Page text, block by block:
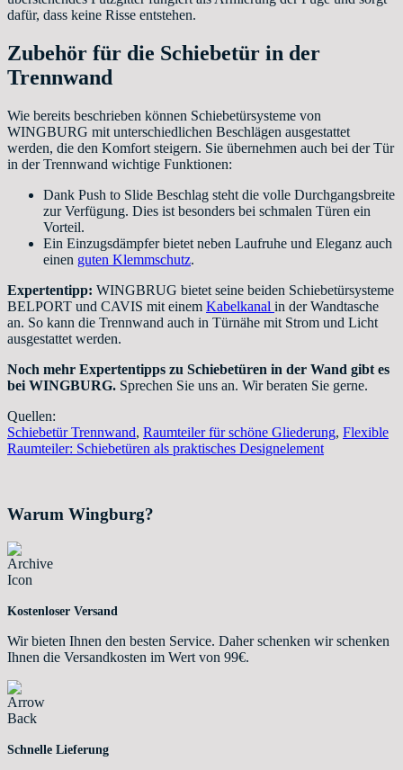
dafür, dass keine Risse entstehen.
Zubehör für die Schiebetür in der
Trennwand
Wie bereits beschrieben können Schiebetürsysteme von
WINGBURG mit unterschiedlichen Beschlägen ausgestattet
werden, die den Komfort steigern. Sie übernehmen auch bei der Tür
in der Trennwand wichtige Funktionen:
Dank Push to Slide Beschlag steht die volle Durchgangsbreite
zur Verfügung. Dies ist besonders bei schmalen Türen ein
Vorteil.
Ein Einzugsdämpfer bietet neben Laufruhe und Eleganz auch
einen guten Klemmschutz.
Expertentipp: WINGBRUG bietet seine beiden Schiebetürsysteme
BELPORT und CAVIS mit einem Kabelkanal in der Wandtasche
an. So kann die Trennwand auch in Türnähe mit Strom und Licht
ausgestattet werden.
Noch mehr Expertentipps zu Schiebetüren in der Wand gibt es
bei WINGBURG. Sprechen Sie uns an. Wir beraten Sie gerne.
Quellen:
Schiebetür Trennwand, Raumteiler für schöne Gliederung, Flexible
Raumteiler: Schiebetüren als praktisches Designelement
Warum Wingburg?
Kostenloser Versand
Wir bieten Ihnen den besten Service. Daher schenken wir schenken
Ihnen die Versandkosten im Wert von 99€.
Schnelle Lieferung